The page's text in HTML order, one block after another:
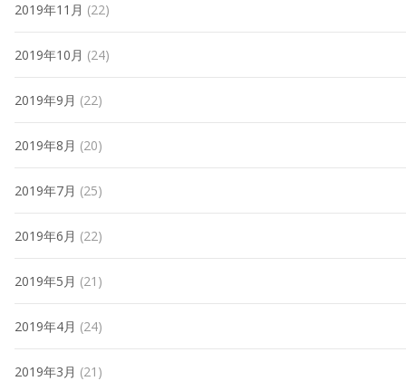
2019年11月 (22)
2019年10月 (24)
2019年9月 (22)
2019年8月 (20)
2019年7月 (25)
2019年6月 (22)
2019年5月 (21)
2019年4月 (24)
2019年3月 (21)